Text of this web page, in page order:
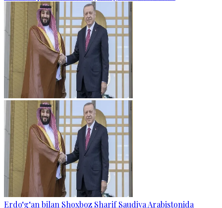
Erdo‘g‘an bilan Shoxboz Sharif Saudiya Arabistonida